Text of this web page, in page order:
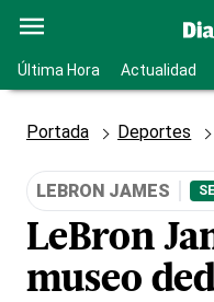
Última Hora Actualidad
Portada Deportes
LEBRON JAMES
LeBron
museo